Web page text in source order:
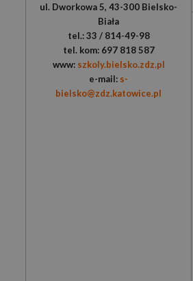
ul. Dworkowa 5, 43-300 Bielsko-
Biała
tel.: 33 / 814-49-98
tel. kom: 697 818 587
www: szkoly.bielsko.zdz.pl
e-mail: s-
bielsko@zdz.katowice.pl